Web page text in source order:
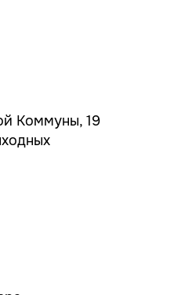
Коммуны, 19